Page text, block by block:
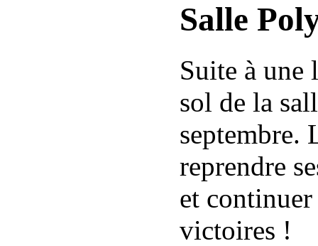
Salle
Suite à une
sol de la
septembre.
reprendre
et
victoires !